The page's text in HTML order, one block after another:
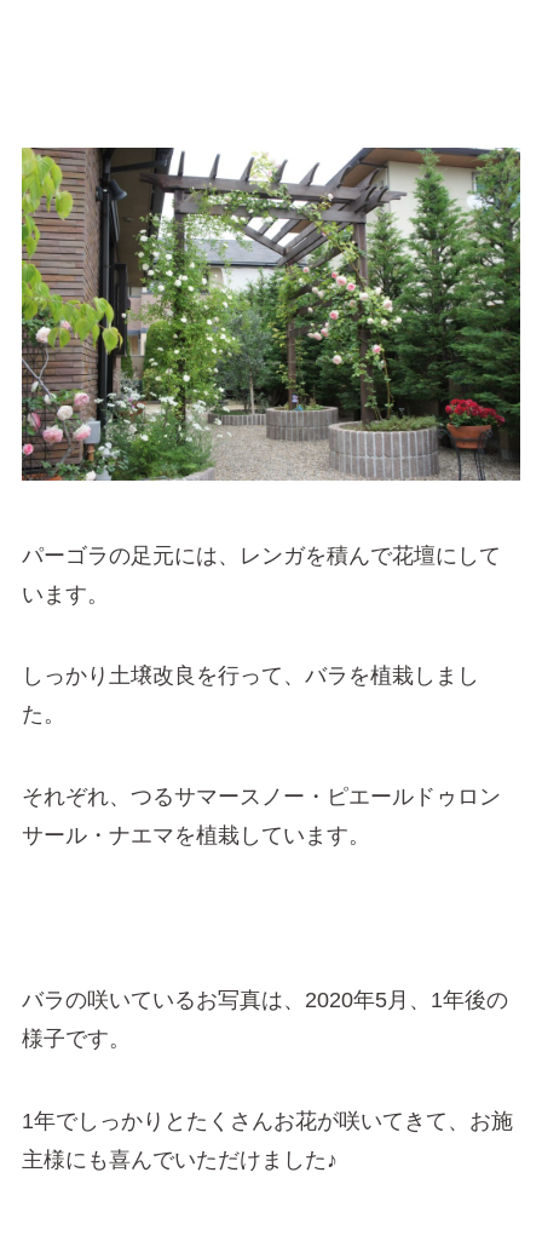
パーゴラの足元には、レンガを積んで花壇にして
います。
しっかり土壌改良を行って、バラを植栽しまし
た。
それぞれ、つるサマースノー・ピエールドゥロン
サール・ナエマを植栽しています。
バラの咲いているお写真は、2020年5月、1年後の
様子です。
1年でしっかりとたくさんお花が咲いてきて、お施
主様にも喜んでいただけました♪